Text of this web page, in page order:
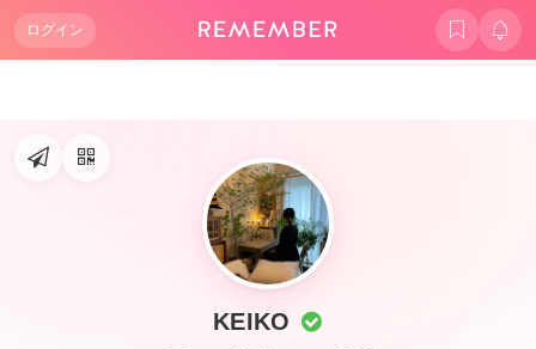
ログイン
KEIKO